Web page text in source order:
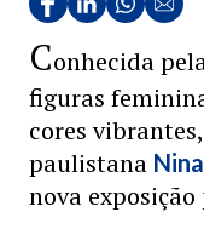
Conhecida
figuras
cores
paulistana
nova